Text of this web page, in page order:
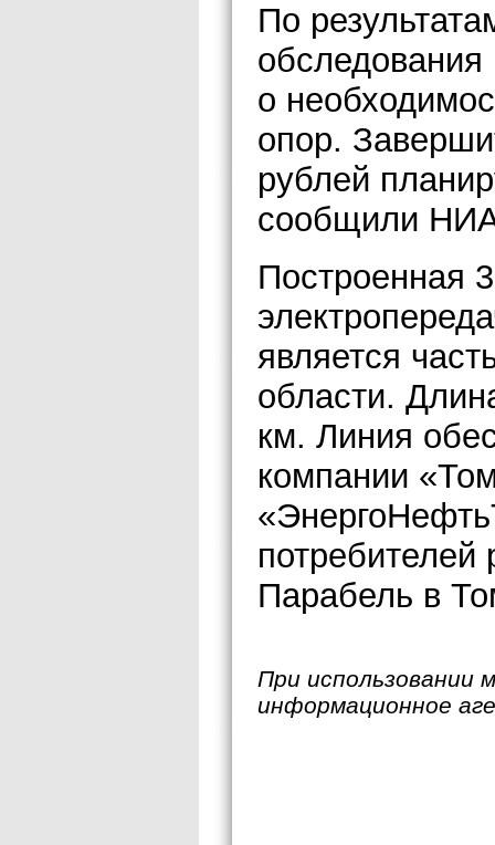
По
о
опор.
рублей
сообщили
Построенная
является
области.
км. Линия
компании
потребителей
Парабель в
При использовании
информационное